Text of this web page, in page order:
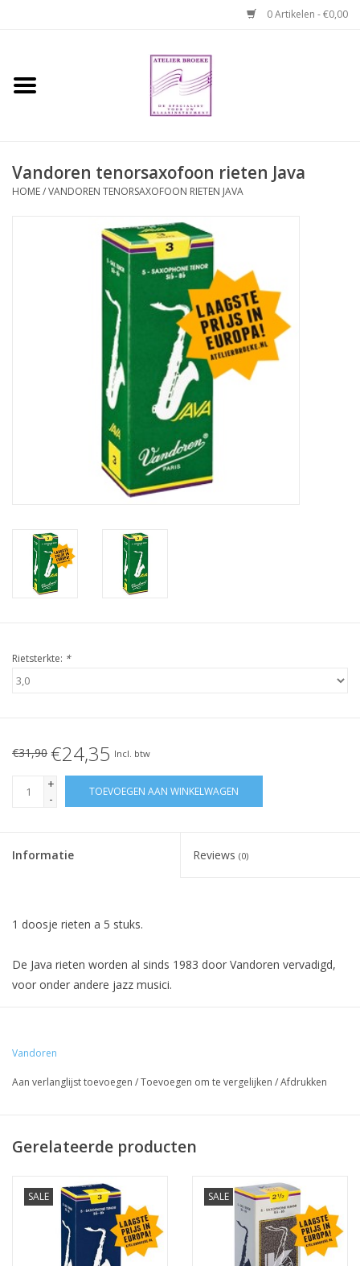
0 Artikelen - €0,00
Home
Reparaties en
Vandoren tenorsaxofoon rieten Java
HOME/VANDOREN TENORSAXOFOON RIETEN JAVA
Rietsterkte: *
€31,90 €24,35 Incl. btw
+
-
TOEVOEGEN AAN WINKELWAGEN
Informatie Reviews (0)
1 doosje rieten a 5 stuks.
De Java rieten worden al sinds 1983 door Vandoren vervadigd,
voor onder andere jazz musici.
spiegel is flexibeler dan de traditionele en V16 rieten, waardoor
Vandoren
Aan verlanglijst toevoegen /Toevoegen om te vergelijken /Afdrukken
Gerelateerde producten
SALE SALE